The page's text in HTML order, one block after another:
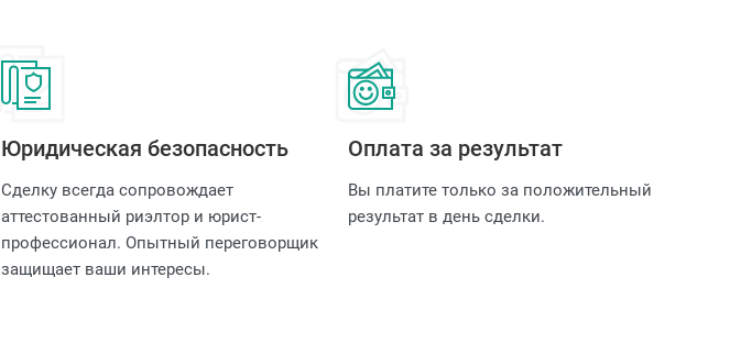
Юридическая безопасность
Сделку всегда сопровождает
аттестованный риэлтор и юрист-
профессионал. Опытный переговорщик
защищает ваши интересы.
Оплата за результат
Вы платите только за положительный
результат в день сделки.